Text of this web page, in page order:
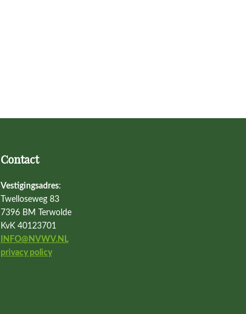
Contact
Vestigingsadres:
Twelloseweg 83
7396 BM Terwolde
KvK 40123701
INFO@NVWV.NL
privacy policy